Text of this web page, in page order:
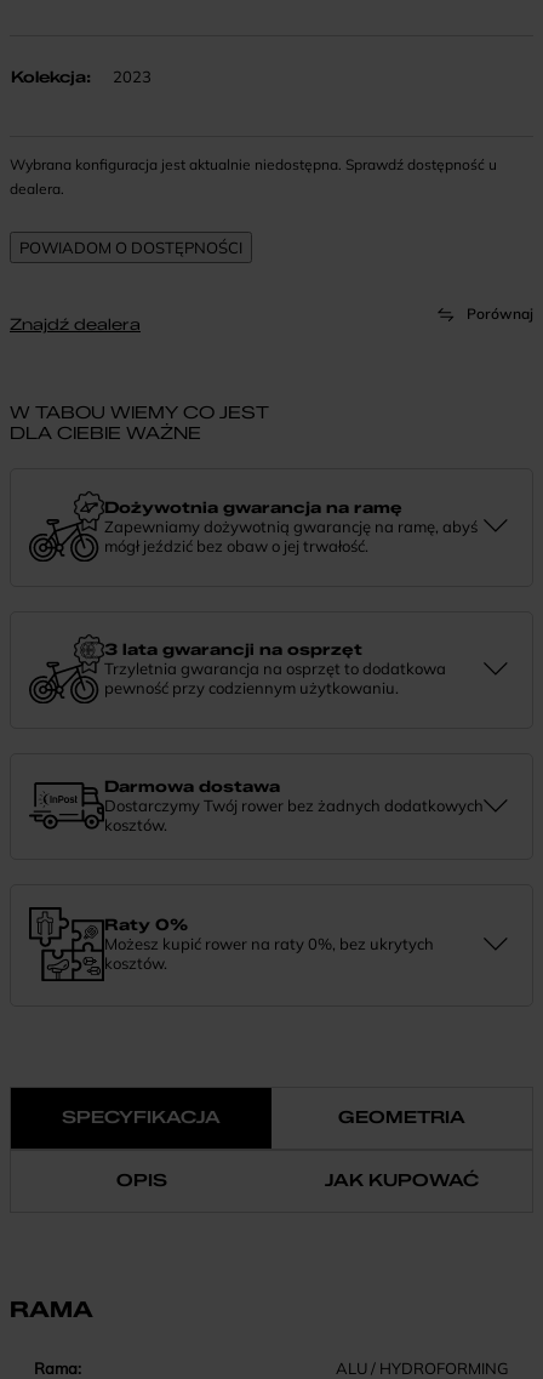
Kolekcja: 2023
Wybrana konfiguracja jest aktualnie niedostępna. Sprawdź dostępność u
dealera.
Porównaj
Znajdź dealera
W TABOU WIEMY CO JEST
DLA CIEBIE WAŻNE
Dożywotnia gwarancja na ramę
Zapewniamy dożywotnią gwarancję na ramę, abyś
mógł jeździć bez obaw o jej trwałość.
chętnie pomożemy.3 lata gwarancji na osprzęt
Trzyletnia gwarancja na osprzęt to dodatkowa
pewność przy codziennym użytkowaniu.
Darmowa dostawa
Dostarczymy Twój rower bez żadnych dodatkowych
kosztów.
Raty 0%
Możesz kupić rower na raty 0%, bez ukrytych
kosztów.
SPECYFIKACJA GEOMETRIA
OPIS JAK KUPOWAĆ
RAMA
Rama: ALU / HYDROFORMING